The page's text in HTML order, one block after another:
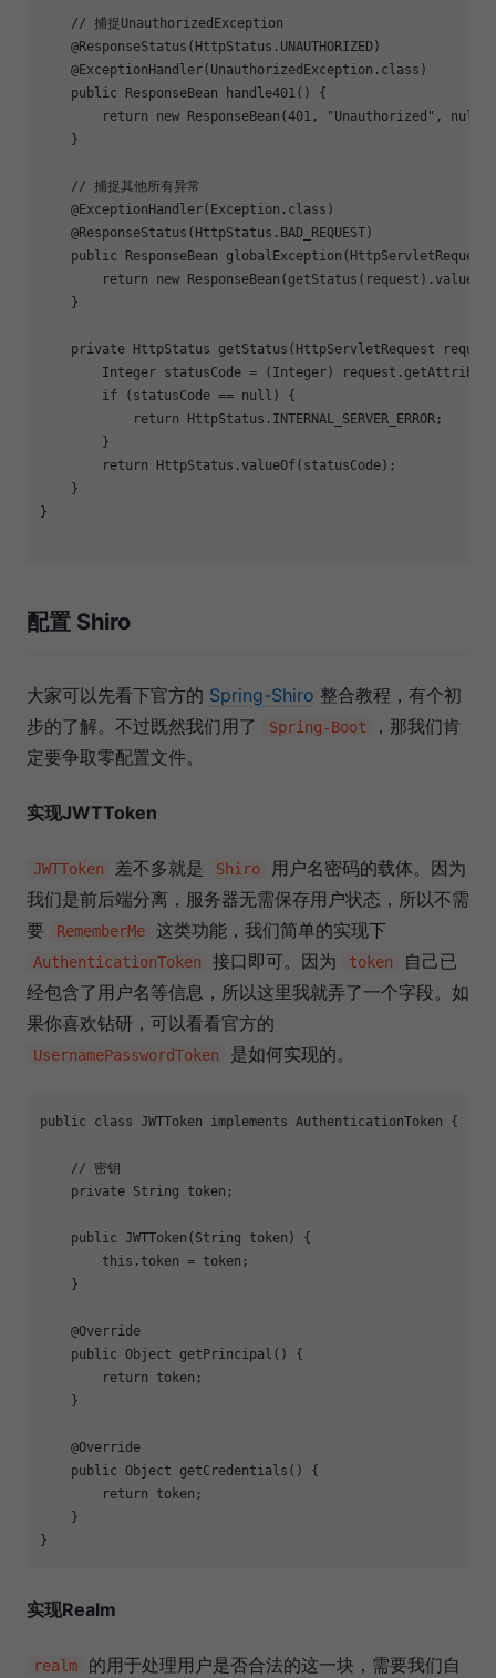
// 捕捉UnauthorizedException
@ResponseStatus (HttpStatus.UNAUTHORIZED)
@ExceptionHandler(UnauthorizedException.class)
public ResponseBean handle401()
{
return
new ResponseBean(401 , "Unauthorized" , null
    }
// 捕捉其他所有异常
@ExceptionHandler(Exception.class)
@ResponseStatus (HttpStatus.BAD_REQUEST)
public ResponseBean globalException
return
new
    }
private HttpStatus getStatus (HttpServletRequest
Integer statusCode = (Integer)
if (statusCode == null ) {
return HttpStatus.INTERNAL_SERVER_ERROR;
        }
return HttpStatus.valueOf(statusCode);
    }
}
配置 Shiro
大家可以先看下官方的 Spring-Shiro 整合教程，有个初
步的了解。不过既然我们用了
Spring-Boot
，那我们肯
定要争取零配置文件。
实现JWTToken
JWTToken 差不多就是 Shiro
用户名密码的载体。因为
我们是前后端分离，服务器无需保存用户状态，所以不需
要
RememberMe 这类功能，我们简单的实现下
AuthenticationToken 接口即可。因为 token
自己已
经包含了用户名等信息，所以这里我就弄了一个字段。如
果你喜欢钻研，可以看看官方的
UsernamePasswordToken 是如何实现的。
public class JWTToken implements AuthenticationToken {
// 密钥
private String token;
public JWTToken (String token)
{
this .token = token;
    }
@Override
public Object getPrincipal ()
{
return token;
    }
@Override
public Object getCredentials ()
{
return token;
    }
实现Realm
realm
的用于处理用户是否合法的这一块，需要我们自